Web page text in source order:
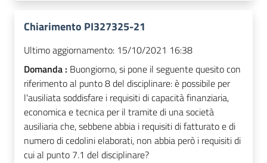
Chiarimento PI327325-21
Ultimo aggiornamento: 15/10/2021 16:38
Domanda : Buongiorno, si pone il seguente quesito con
riferimento al punto 8 del disciplinare: è possibile per
l'ausiliata soddisfare i requisiti di capacità finanziaria,
economica e tecnica per il tramite di una società
ausiliaria che, sebbene abbia i requisiti di fatturato e di
numero di cedolini elaborati, non abbia però i requisiti di
cui al punto 7.1 del disciplinare?